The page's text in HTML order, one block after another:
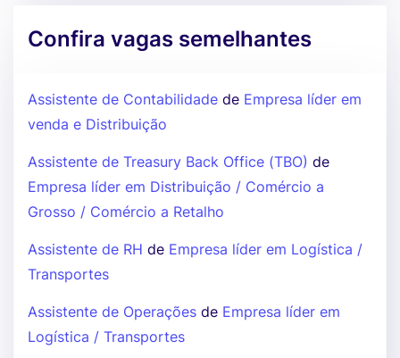
Confira vagas semelhantes
Assistente de Contabilidade de Empresa líder em
venda e Distribuição
Assistente de Treasury Back Office (TBO) de
Empresa líder em Distribuição / Comércio a
Grosso / Comércio a Retalho
Assistente de RH de Empresa líder em Logística /
Transportes
Assistente de Operações de Empresa líder em
Logística / Transportes